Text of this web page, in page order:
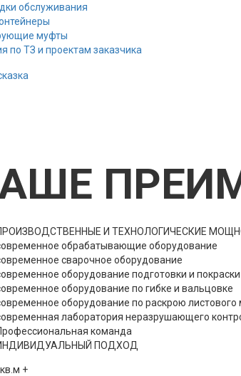
обслуживания
муфты
по ТЗ и проектам заказчика
И ТЕХНОЛОГИЧЕСКИЕ
обрабатывающие оборудование
сварочное оборудование
оборудование подготовки и покраски
оборудование по гибке и вальцовке
оборудование по раскрою листового
лаборатория неразрушающего
команда
ПОДХОД
кв.м +